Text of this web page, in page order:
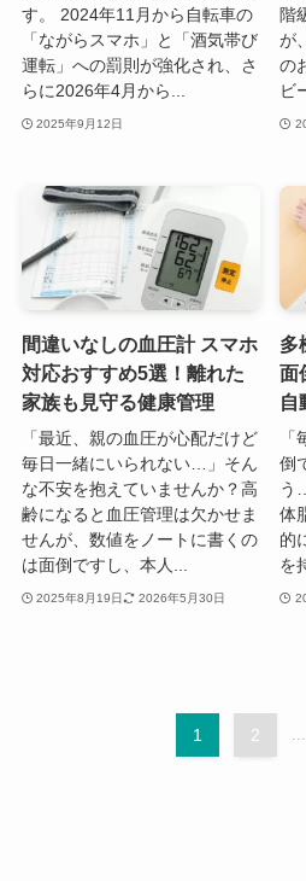
す。 2024年11月から自転車の
「ながらスマホ」と「酒気帯び
運転」への罰則が強化され、さ
らに2026年4月から...
2025年9月12日
階
が
の
ビ
間違いなしの血圧計 スマホ
対応おすすめ5選！離れた
家族も見守る健康管理
「最近、親の血圧が心配だけど
毎日一緒にいられない…」そん
な不安を抱えていませんか？高
齢になると血圧管理は欠かせま
せんが、数値をノートに書くの
は面倒ですし、本人...
2025年8月19日 2026年5月30日
多
面
自
倒
う
体
的
を
1 2 ...